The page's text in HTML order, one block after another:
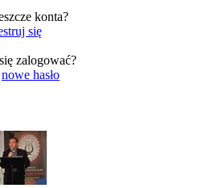
konta?
się
zalogować?
nowe hasło